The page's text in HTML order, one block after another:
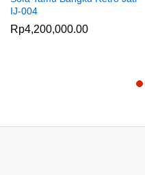
IJ-004
Rp4,200,000.00